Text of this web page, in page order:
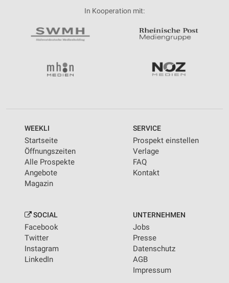
In Kooperation mit:
WEEKLI
Startseite
Öffnungszeiten
Alle Prospekte
Angebote
Magazin
SERVICE
Prospekt einstellen
Verlage
FAQ
Kontakt
SOCIAL
Facebook
Twitter
Instagram
LinkedIn
UNTERNEHMEN
Jobs
Presse
Datenschutz
AGB
Impressum